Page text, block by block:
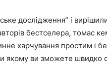
дослідження” і
бестселера, томас
харчування простим і
якому ви зможете швидко